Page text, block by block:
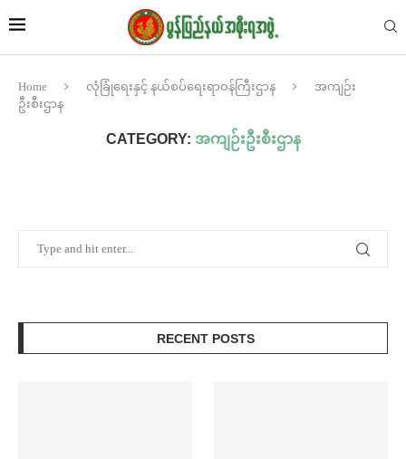
Home လုံခြုံရေးနှင့် နယ်စပ်ရေးရာဝန်ကြီးဌာန
အကျဉ်း
ဦးစီးဌာန
CATEGORY: အကျဉ်းဦးစီးဌာန
RECENT POSTS